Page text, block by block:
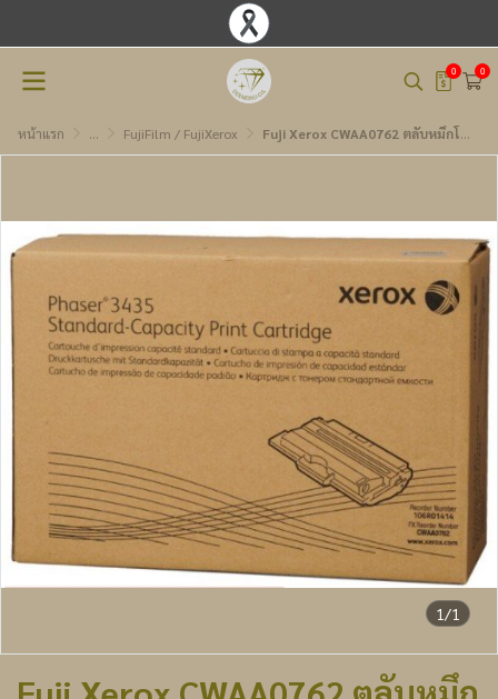
0 0
หน้าแรก ... FujiFilm / FujiXerox Fuji Xerox CWAA0762 ตลับหมึกโทนเนอร์
1/1